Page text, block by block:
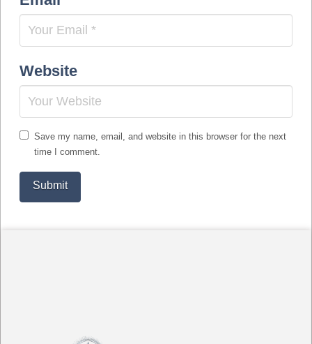
Website
Save my name, email, and website in this browser for the next
time I comment.